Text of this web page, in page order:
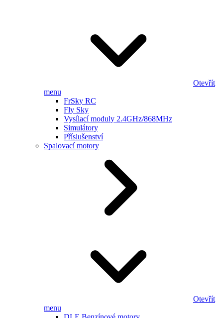
Otevřít
menu
FrSky RC
Fly Sky
Vysílací moduly 2.4GHz/868MHz
Simulátory
Příslušenství
Spalovací motory
Otevřít
menu